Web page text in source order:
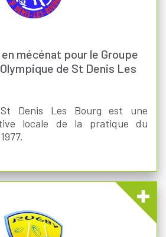
mécénat pour le Groupe
de St Denis Les
St Denis Les Bourg est une
locale de la pratique du